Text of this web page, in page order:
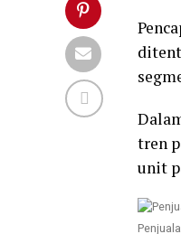
tren
unit